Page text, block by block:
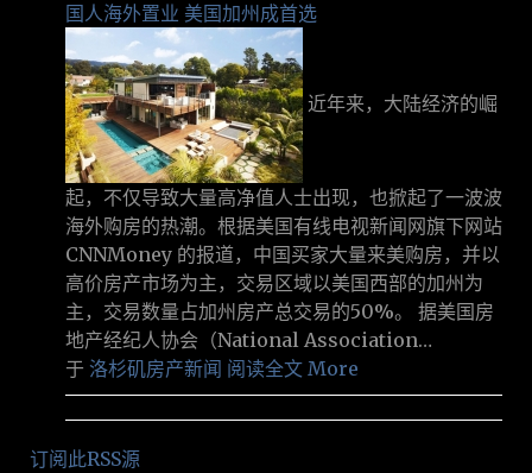
国人海外置业 美国加州成首选
近年来，大陆经济的崛
起，不仅导致大量高净值人士出现，也掀起了一波波
海外购房的热潮。根据美国有线电视新闻网旗下网站
CNNMoney 的报道，中国买家大量来美购房，并以
高价房产市场为主，交易区域以美国西部的加州为
主，交易数量占加州房产总交易的50%。 据美国房
地产经纪人协会（National Association…
于 洛杉矶房产新闻 阅读全文 More
订阅此RSS源